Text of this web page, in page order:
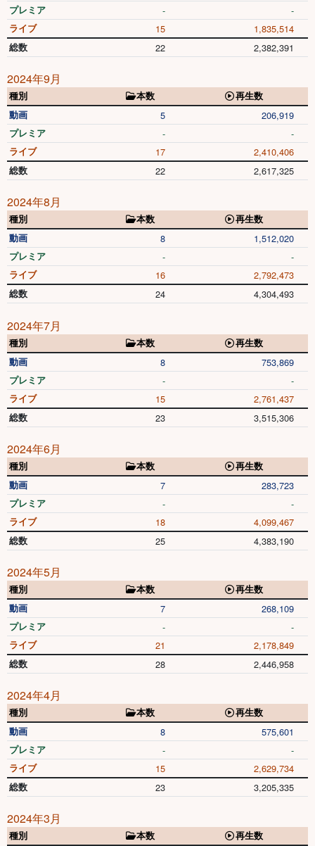
プレミア - -
ライブ 15 1,835,514
総数 22 2,382,391
2024年9月
種別 本数
再生数
動画
5 206,919
プレミア - -
ライブ 17 2,410,406
総数 22 2,617,325
2024年8月
種別 本数
再生数
動画
8 1,512,020
プレミア - -
ライブ 16 2,792,473
総数 24 4,304,493
2024年7月
種別 本数
再生数
動画
8 753,869
プレミア - -
ライブ 15 2,761,437
総数 23 3,515,306
2024年6月
種別 本数
再生数
動画
7 283,723
プレミア - -
ライブ 18 4,099,467
総数 25 4,383,190
2024年5月
種別 本数
再生数
動画
7 268,109
プレミア - -
ライブ 21 2,178,849
総数 28 2,446,958
2024年4月
種別 本数
再生数
動画
8 575,601
プレミア - -
ライブ 15 2,629,734
総数 23 3,205,335
2024年3月
種別 本数 再生数